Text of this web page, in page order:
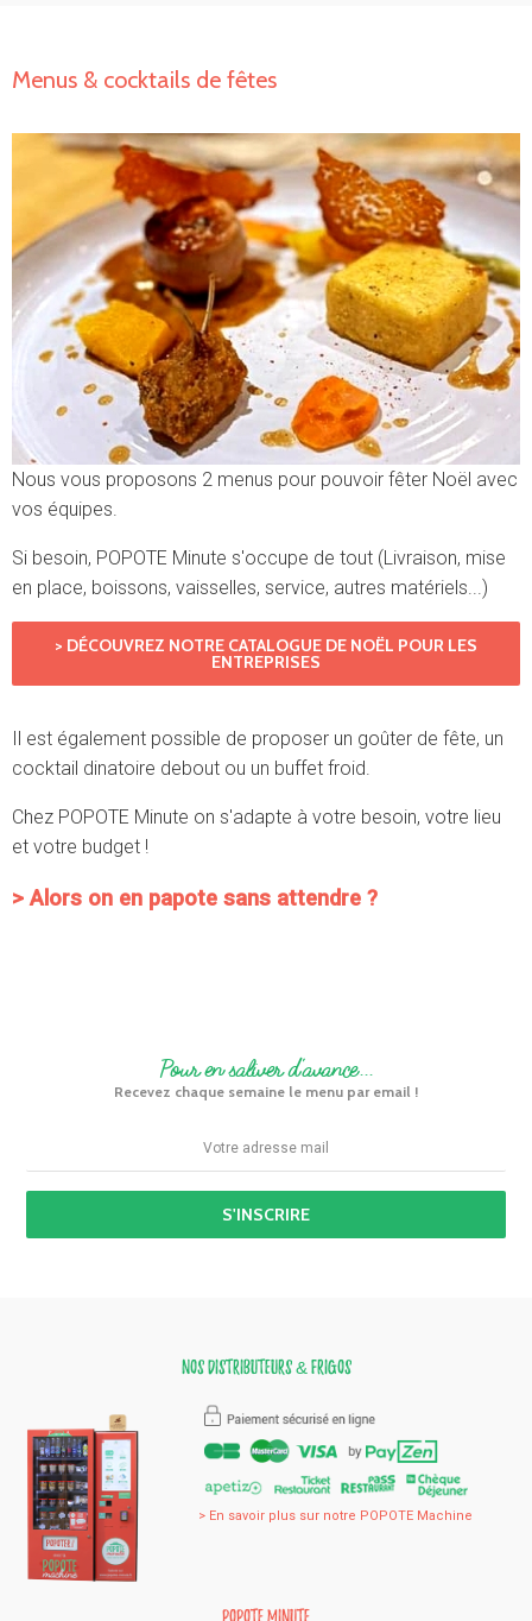
Menus & cocktails de fêtes
Nous vous proposons 2 menus pour pouvoir fêter Noël avec
vos équipes.
Si besoin, POPOTE Minute s'occupe de tout (Livraison, mise
en place, boissons, vaisselles, service, autres matériels...)
> DÉCOUVREZ NOTRE CATALOGUE DE NOËL POUR LES
ENTREPRISES
Il est également possible de proposer un goûter de fête, un
cocktail dinatoire debout ou un buffet froid.
Chez POPOTE Minute on s'adapte à votre besoin, votre lieu
et votre budget !
> Alors on en papote sans attendre ?
Pour en saliver d'avance...
Recevez chaque semaine le menu par email !
Nos distributeurs & frigos
> En savoir plus sur notre POPOTE Machine
Popote Minute